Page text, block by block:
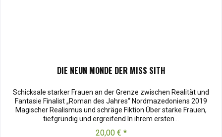
DIE NEUN MONDE DER MISS SITH
Schicksale starker Frauen an der Grenze zwischen Realität und
Fantasie Finalist „Roman des Jahres“ Nordmazedoniens 2019
Magischer Realismus und schräge Fiktion Über starke Frauen,
tiefgründig und ergreifend In ihrem ersten...
20,00 € *